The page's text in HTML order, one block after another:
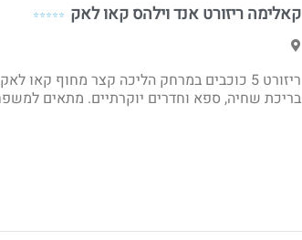
קאלימה ריזורט אנד וילהס קאו לאק ⭐⭐⭐⭐⭐
ריזורט 5 כוכבים במרחק הליכה קצר מחוף קאו
בריכת שחיה, ספא וחדרים יוקרתיים. מתאים